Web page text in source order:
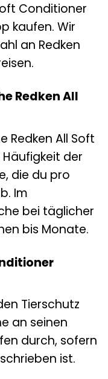
Conditioner
kaufen. Wir
an Redken
Redken All
Redken All Soft
der
die du pro
Im
bei täglicher
bis Monate.
Tierschutz
an seinen
durch, sofern
ist.